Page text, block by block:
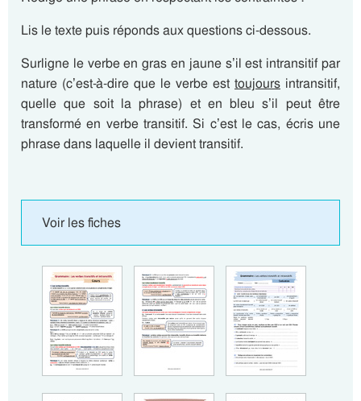
Lis le texte puis réponds aux questions ci-dessous.
Surligne le verbe en gras en jaune s’il est intransitif par
nature (c’est-à-dire que le verbe est toujours intransitif,
quelle que soit la phrase) et en bleu s’il peut être
transformé en verbe transitif. Si c’est le cas, écris une
phrase dans laquelle il devient transitif.
Voir les fiches